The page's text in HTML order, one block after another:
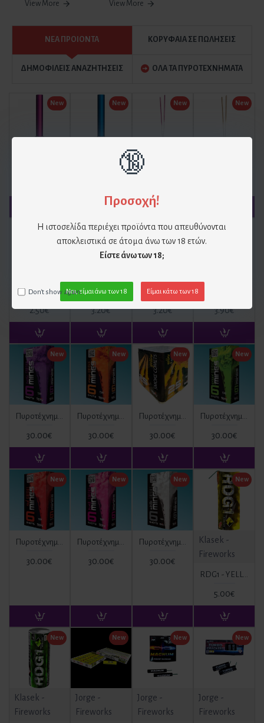
🔞
Προσοχή!
Η ιστοσελίδα περιέχει προϊόντα που απευθύνονται
αποκλειστικά σε άτομα άνω των 18 ετών.
Είστε άνω των 18;
Ναι, είμαι άνω των 18 Είμαι κάτω των 18
Don't show again.
View More View More
ΝΕΑ ΠΡΟΙΟΝΤΑ ΚΟΡΥΦΑΙΑ ΣΕ ΠΩΛΗΣΕΙΣ
ΔΗΜΟΦΙΛΕΙΣ ΑΝΑΖΗΤΗΣΕΙΣ ΟΛΑ ΤΑ ΠΥΡΟΤΕΧΝΗΜΑΤΑ
New New
Πυρσοί Τούρτας Μπλε (2 Τεμ)
New New
New
Σετ Πυρσός και Βάση για μπουκάλι
2.50€
New
Χρυσός Πυρσός Τούρτας (2 τεμ)
3.20€
New
Πυρσοί Τούρτας Rosegold (2 Τεμ)
3.20€ 3.90€
New
Πυροτέχνημα Ημέρας Μωβ 6 βολών (mines) TD6V ΚΑΤ. T1
30.00€
New
Πυροτέχνημα Ημέρας Πορτοκαλί 6 βολών (mines) TD6O ΚΑΤ. T1
30.00€
New
Πυροτέχνημα Ημέρας Κίτρινο TD6Y 6 βολών ΚΑΤ. T1
30.00€
New
Πυροτέχνημα Ημέρας Πράσινο 6 βολών (mines) TD6G ΚΑΤ. T1
30.00€
New
30.00€
New
30.00€
New
30.00€
New
Klasek -
Fireworks
5.00€
New
Klasek -
Fireworks
New
Jorge -
Fireworks
New
Jorge -
Fireworks
New
Jorge -
Fireworks